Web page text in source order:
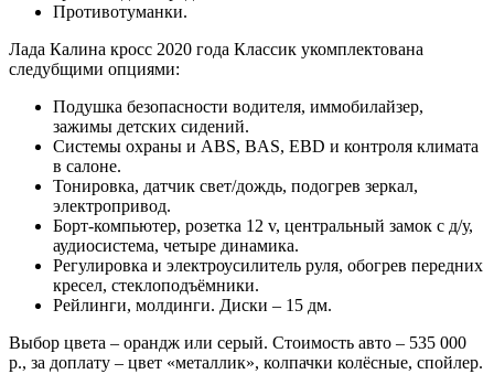
Противотуманки.
Лада Калина кросс 2020 года Классик укомплектована
следубщими опциями:
Подушка безопасности водителя, иммобилайзер,
зажимы детских сидений.
Системы охраны и ABS, BAS, EBD и контроля климата
в салоне.
Тонировка, датчик свет/дождь, подогрев зеркал,
электропривод.
Борт-компьютер, розетка 12 v, центральный замок с д/у,
аудиосистема, четыре динамика.
Регулировка и электроусилитель руля, обогрев передних
кресел, стеклоподъёмники.
Рейлинги, молдинги. Диски – 15 дм.
Выбор цвета – орандж или серый. Стоимость авто – 535 000
р., за доплату – цвет «металлик», колпачки колёсные, спойлер.